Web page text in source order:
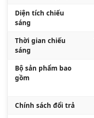
Diện tích chiếu
sáng
Thời gian chiếu
sáng
Bộ sản phẩm bao
gồm
Chính sách đổi trả